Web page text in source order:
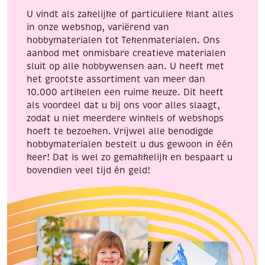
U vindt als zakelijke of particuliere klant alles
in onze webshop, variërend van
hobbymaterialen tot Tekenmaterialen. Ons
aanbod met onmisbare creatieve materialen
sluit op alle hobbywensen aan. U heeft met
het grootste assortiment van meer dan
10.000 artikelen een ruime keuze. Dit heeft
als voordeel dat u bij ons voor alles slaagt,
zodat u niet meerdere winkels of webshops
hoeft te bezoeken. Vrijwel alle benodigde
hobbymaterialen bestelt u dus gewoon in één
keer! Dat is wel zo gemakkelijk en bespaart u
bovendien veel tijd én geld!